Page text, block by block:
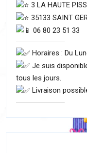
3 LA HAUTE
35133 SAINT
06 80 23 51 33
Horaires : Du
Je suis
tous les jours.
Livraison